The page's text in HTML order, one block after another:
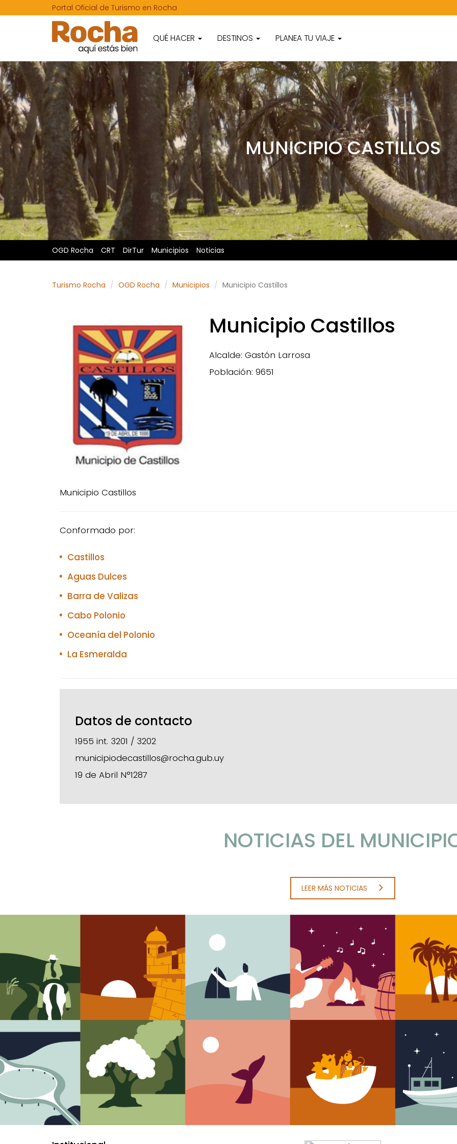
Portal Oficial de Turismo en Rocha
QUÉ HACER DESTINOS PLANEA TU VIAJE
MUNICIPIO CASTILLOS
OGD Rocha CRT DirTur Municipios Noticias
Turismo Rocha OGD Rocha Municipios Municipio Castillos
Municipio Castillos
Alcalde: Gastón Larrosa
Población: 9651
Municipio Castillos
Conformado por:
Castillos
Aguas Dulces
Barra de Valizas
Cabo Polonio
Oceanía del Polonio
La Esmeralda
Datos de contacto
1955 int. 3201 / 3202
municipiodecastillos@rocha.gub.uy
19 de Abril N°1287
NOTICIAS DEL
LEER MÁS NOTICIAS